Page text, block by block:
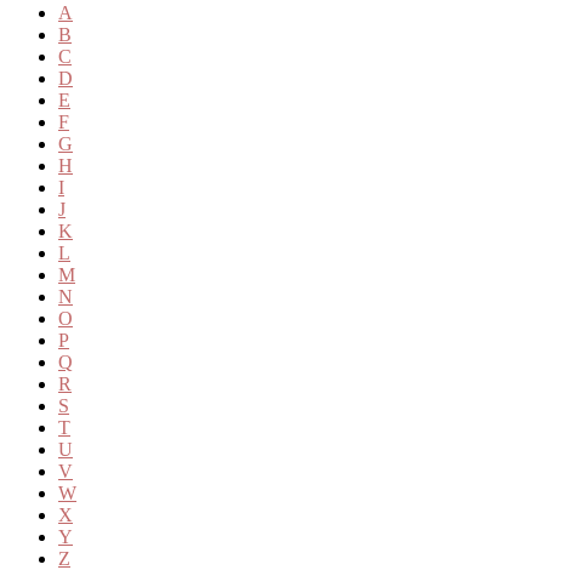
A
B
C
D
E
F
G
H
I
J
K
L
M
N
O
P
Q
R
S
T
U
V
W
X
Y
Z